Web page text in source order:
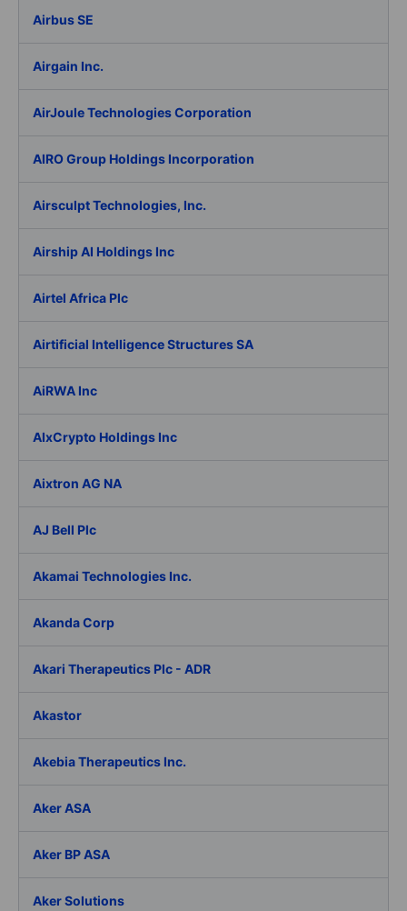
Airbus SE
Airgain Inc.
AirJoule Technologies Corporation
AIRO Group Holdings Incorporation
Airsculpt Technologies, Inc.
Airship AI Holdings Inc
Airtel Africa Plc
Airtificial Intelligence Structures SA
AiRWA Inc
AIxCrypto Holdings Inc
Aixtron AG NA
AJ Bell Plc
Akamai Technologies Inc.
Akanda Corp
Akari Therapeutics Plc - ADR
Akastor
Akebia Therapeutics Inc.
Aker ASA
Aker BP ASA
Aker Solutions